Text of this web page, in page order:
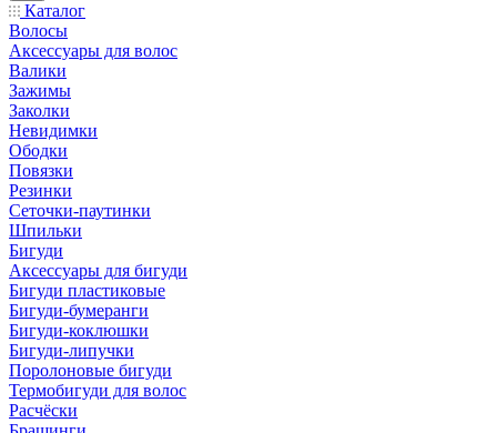
Каталог
Волосы
Аксессуары для волос
Валики
Зажимы
Заколки
Невидимки
Ободки
Повязки
Резинки
Сеточки-паутинки
Шпильки
Бигуди
Аксессуары для бигуди
Бигуди пластиковые
Бигуди-бумеранги
Бигуди-коклюшки
Бигуди-липучки
Поролоновые бигуди
Термобигуди для волос
Расчёски